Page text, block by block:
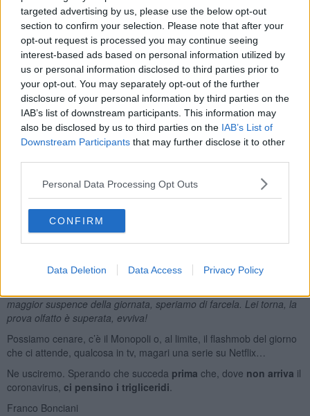
targeted advertising by us, please use the below opt-out
section to confirm your selection. Please note that after your
opt-out request is processed you may continue seeing
interest-based ads based on personal information utilized by
us or personal information disclosed to third parties prior to
your opt-out. You may separately opt-out of the further
disclosure of your personal information by third parties on the
IAB’s list of downstream participants. This information may
also be disclosed by us to third parties on the IAB’s List of
Downstream Participants that may further disclose it to other
Personal Data Processing Opt Outs
CONFIRM
Data Deletion Data Access Privacy Policy
sale e il rumore, quel placido plop plop che ha accompagnato il
lungo sobbollire può svanire: lasagne, maccheroni, tortelli di patate,
siete pronti?
Intanto vedi alla televisione che tutti i fenomeni in giro per il mondo
checi prendevano per appestatieci sfottevanoiniziano ad
avere i loro problemi: assalti ai supermercati, scuole chiuse, attività
che si fermano, quarantene dappertutto.
Negli Stati Uniticode ai negozi di armi: da quelle parti il padrone
di Fidorischia grosso.
Arkansas o nella Kamchatkapuò far ripartire la rumba
Spento il ragù bisogna verificare che in giro per casa non ci siano
odori molesti che accolgono la mia sposa al rientro da una
giornataccia in redazione. Apriamo le finestre per garantire la
ventilazione trasversale, indossando doposci, sciarpa e
passamontagna, fa freschino. Usciamo anche compulsivamente
per le scale, aspettiamo una decina di secondi prima di rientrare
maggior suspence della giornata, speriamo di farcela. Lei torna, la
prova olfatto è superata, evviva!
Possiamo cenare, c’è il Monopoli o, al limite, il flashmob del giorno
che ci attende, qualcosa in tv, magari una serie su Netflix…
Ne usciremo. Sperando che succeda prima che, dove non arriva il
coronavirus, ci pensino i trigliceridi
Franco Bonciani